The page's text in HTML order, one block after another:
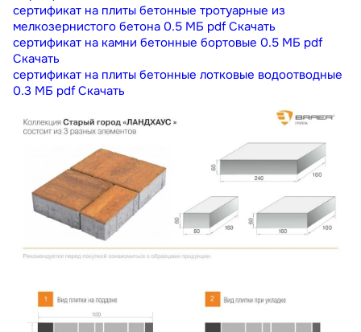
сертификат на плиты бетонные тротуарные из
мелкозернистого бетона 0.5 МБ pdf Скачать
сертификат на камни бетонные бортовые 0.5 МБ pdf
Скачать
сертификат на плиты бетонные лотковые водоотводные
0.3 МБ pdf Скачать